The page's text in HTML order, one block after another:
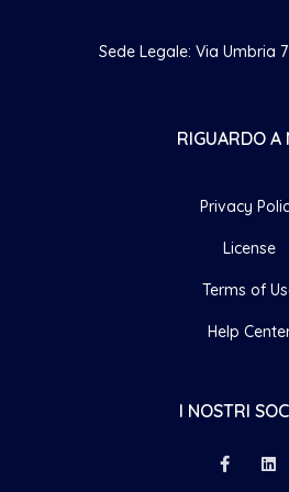
Sede Legale: Via Umbria
RIGUARDO A
Privacy
License
Terms of
Help
I NOSTRI